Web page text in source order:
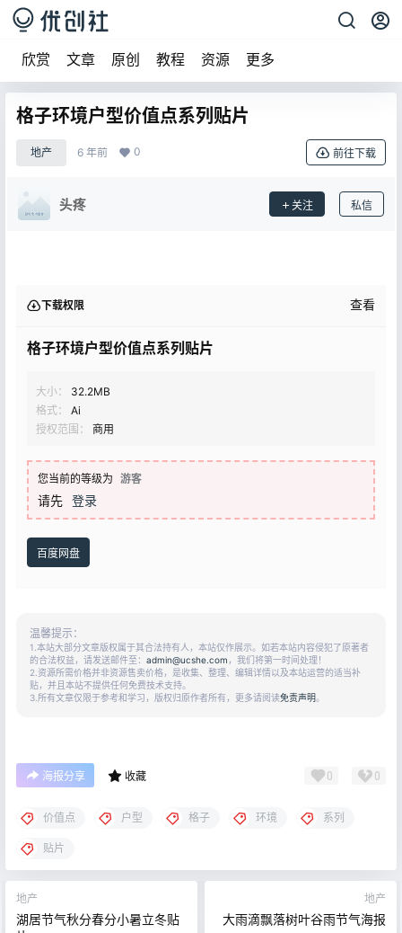
欣赏 文章 原创 教程 资源 更多
格子环境户型价值点系列贴片
地产 6 年前 0 前往下载
头疼 关注 私信
下载权限 查看
格子环境户型价值点系列贴片
大小：
32.2MB
格式：
Ai
授权范围：
商用
您当前的等级为 游客
请先 登录
百度网盘
温馨提示：
1.本站大部分文章版权属于其合法持有人，本站仅作展示。如若本站内容侵犯了原著者
的合法权益，请发送邮件至： admin@ucshe.com ，我们将第一时间处理！
2.资源所需价格并非资源售卖价格，是收集、整理、编辑详情以及本站运营的适当补
贴，并且本站不提供任何免费技术支持。
3.所有文章仅限于参考和学习，版权归原作者所有，更多请阅读免责声明。
海报分享 收藏 0 0
价值点 户型 格子 环境 系列
贴片
地产
湖居节气秋分春分小暑立冬贴
地产
大雨滴飘落树叶谷雨节气海报